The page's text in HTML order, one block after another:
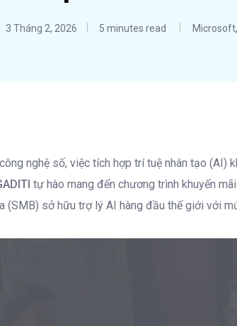
3 Tháng 2, 2026 5 minutes read Microsoft,
nghệ số, việc tích hợp trí tuệ nhân tạo (AI)
tự hào mang đến chương trình khuyến
(SMB) sở hữu trợ lý AI hàng đầu thế giới với